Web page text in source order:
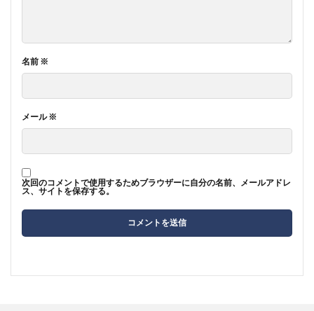
名前 ※
メール※
次回のコメントで使用するためブラウザーに自分の名前、メールアドレ
ス、サイトを保存する。